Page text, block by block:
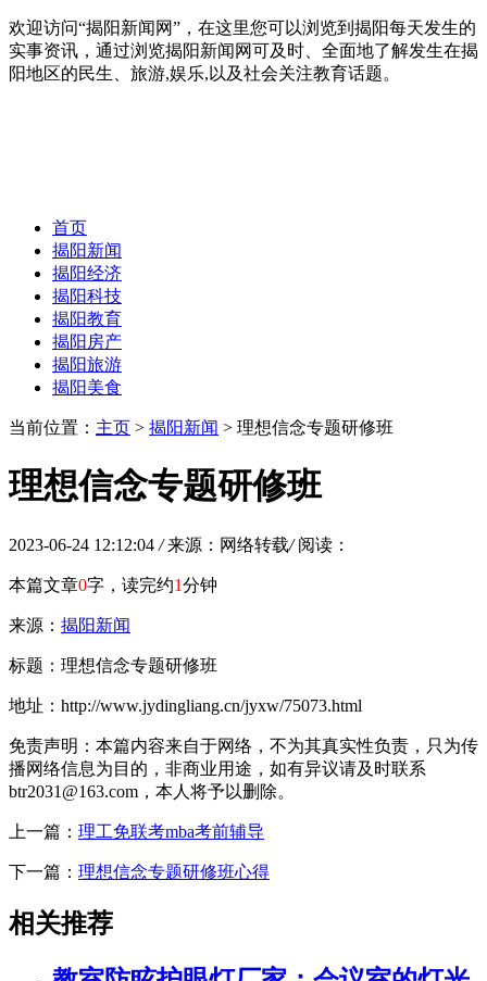
欢迎访问“揭阳新闻网”，在这里您可以浏览到揭阳每天发生的
实事资讯，通过浏览揭阳新闻网可及时、全面地了解发生在揭
阳地区的民生、旅游,娱乐,以及社会关注教育话题。
首页
揭阳新闻
揭阳经济
揭阳科技
揭阳教育
揭阳房产
揭阳旅游
揭阳美食
当前位置： 主页 > 揭阳新闻 > 理想信念专题研修班
理想信念专题研修班
2023-06-24 12:12:04 / 来源：网络转载/ 阅读：
本篇文章0字，读完约1分钟
来源： 揭阳新闻
标题：理想信念专题研修班
地址：http://www.jydingliang.cn/jyxw/75073.html
免责声明：本篇内容来自于网络，不为其真实性负责，只为传
播网络信息为目的，非商业用途，如有异议请及时联系
btr2031@163.com，本人将予以删除。
上一篇： 理工免联考mba考前辅导
下一篇： 理想信念专题研修班心得
相关推荐